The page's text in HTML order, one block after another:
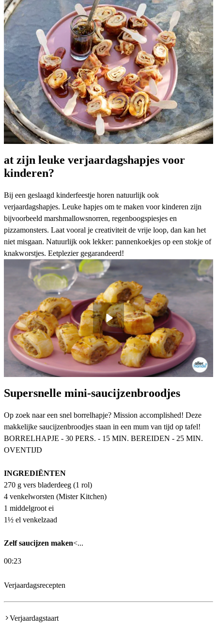
at zijn leuke verjaardagshapjes voor
kinderen?
Bij een geslaagd kinderfeestje horen natuurlijk ook
verjaardagshapjes. Leuke hapjes om te maken voor kinderen zijn
bijvoorbeeld marshmallowsnorren, regenboogspiesjes en
pizzamonsters. Laat vooral je creativiteit de vrije loop, dan kan het
niet misgaan. Natuurlijk ook lekker: pannenkoekjes op een stokje of
knakworstjes. Eetplezier gegarandeerd!
Su­per­snel­le mi­ni-sau­cij­zen­brood­jes
Op zoek naar een snel borrelhapje? Mission accomplished! Deze
makkelijke saucijzenbroodjes staan in een mum van tijd op tafel!
BORRELHAPJE - 30 PERS. - 15 MIN. BEREIDEN - 25 MIN.
OVENTIJD
INGREDIËNTEN
270 g vers bladerdeeg (1 rol)
4 venkelworsten (Mister Kitchen)
1 middelgroot ei
1½ el venkelzaad
Zelf saucijzen maken<...
00:23
Verjaardagsrecepten
Verjaardagstaart